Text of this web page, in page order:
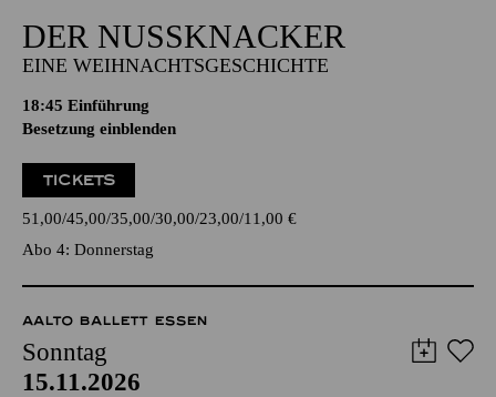
DER NUSSKNACKER
EINE WEIHNACHTSGESCHICHTE
18:45 Einführung
Besetzung einblenden
TICKETS
51,00 45,00 35,00 30,00 23,00 11,00 €
Abo 4: Donnerstag
AALTO BALLETT ESSEN
Sonntag
15.11.2026